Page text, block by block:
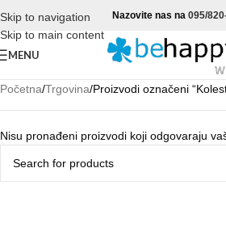
Skip to navigation
Skip to main content
Nazovite nas na 095/
MENU
Početna Trgovina Proizvodi označeni
Nisu pronađeni proizvodi koji odgovaraju